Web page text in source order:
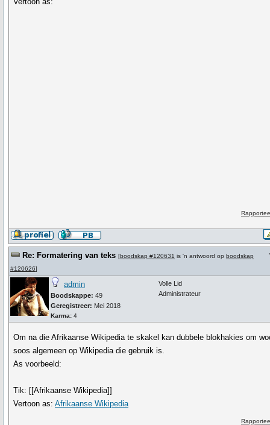
Re: Formatering van teks [boodskap #120631 is 'n antwoord op boodskap
#120626]
admin
Boodskappe: 49
Geregistreer: Mei 2018
Karma: 4
Volle Lid
Administrateur
Om na die Afrikaanse Wikipedia te skakel kan dubbele blokhakies om
soos algemeen op Wikipedia die gebruik is.
As voorbeeld:
Tik: [[Afrikaanse Wikipedia]]
Vertoon as:Afrikaanse Wikipedia